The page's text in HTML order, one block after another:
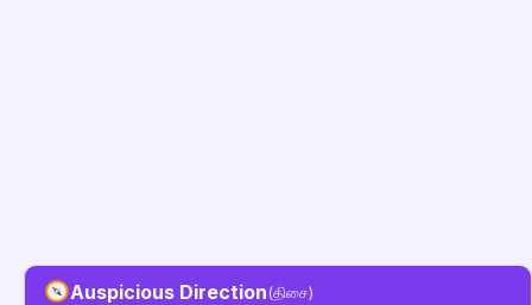
Auspicious Direction(திசை)